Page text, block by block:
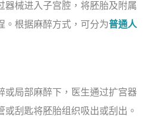
械进入子宫腔，将胚胎及附属
。根据麻醉方式，可分为普通人
局部麻醉下，医生通过扩宫器
或刮匙将胚胎组织吸出或刮出。